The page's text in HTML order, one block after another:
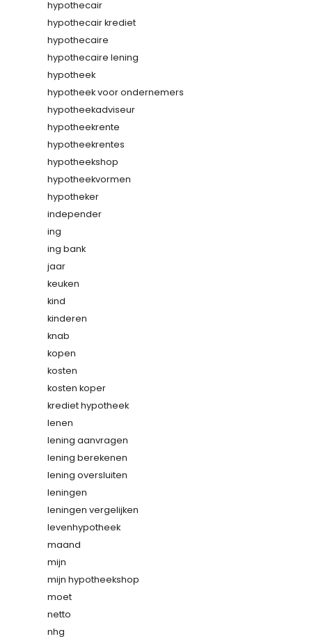
hypothecair
hypothecair krediet
hypothecaire
hypothecaire lening
hypotheek
hypotheek voor ondernemers
hypotheekadviseur
hypotheekrente
hypotheekrentes
hypotheekshop
hypotheekvormen
hypotheker
independer
ing
ing bank
jaar
keuken
kind
kinderen
knab
kopen
kosten
kosten koper
krediet hypotheek
lenen
lening aanvragen
lening berekenen
lening oversluiten
leningen
leningen vergelijken
levenhypotheek
maand
mijn
mijn hypotheekshop
moet
netto
nhg